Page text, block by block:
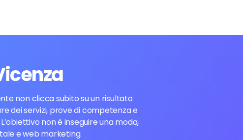
non clicca subito su un risultato
dei servizi, prove di competenza e
non è inseguire una moda,
e web marketing.